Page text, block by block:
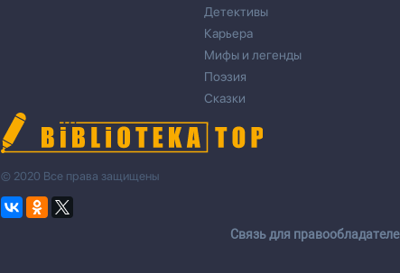
Детективы
Карьера
Мифы и легенды
Поэзия
Сказки
© 2020 Все права защищены
Cвязь для